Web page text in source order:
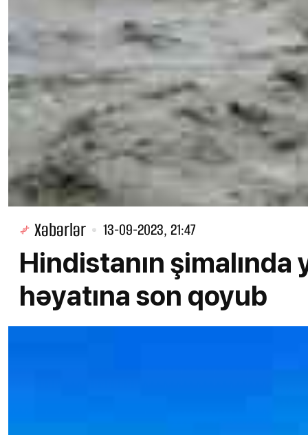
Xəbərlər 13-09-2023, 21:47
Hindistanın
həyatına son qoyub